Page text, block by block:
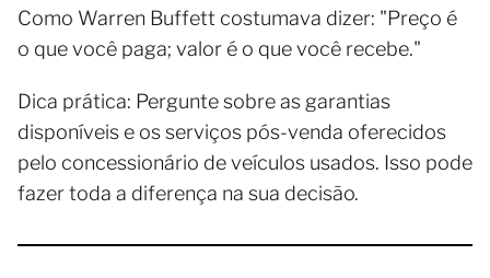
Como Warren Buffett costumava dizer: "Preço é
o que você paga; valor é o que você recebe."
Dica prática: Pergunte sobre as garantias
disponíveis e os serviços pós-venda oferecidos
pelo concessionário de veículos usados. Isso pode
fazer toda a diferença na sua decisão.